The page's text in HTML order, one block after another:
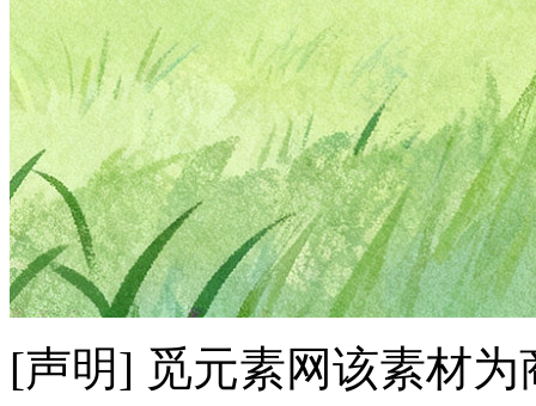
[声明] 觅元素网该素材